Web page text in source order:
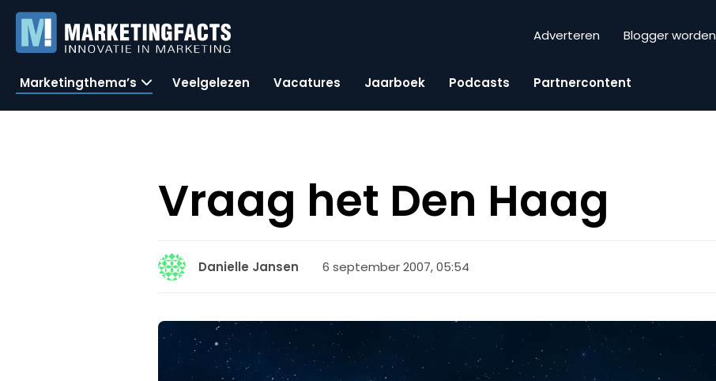
Adverteren Blogger worden
Marketingthema’s Veelgelezen Vacatures Jaarboek Podcasts Partnercontent
Vraag het Den Haag
Danielle Jansen 6 september 2007, 05:54